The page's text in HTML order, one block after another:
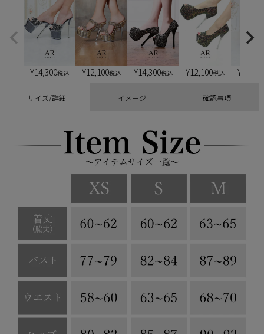
¥14,300税込 ¥12,100税込 ¥14,300税込 ¥12,100税込 ¥
サイズ/詳細 イメージ 確認事項